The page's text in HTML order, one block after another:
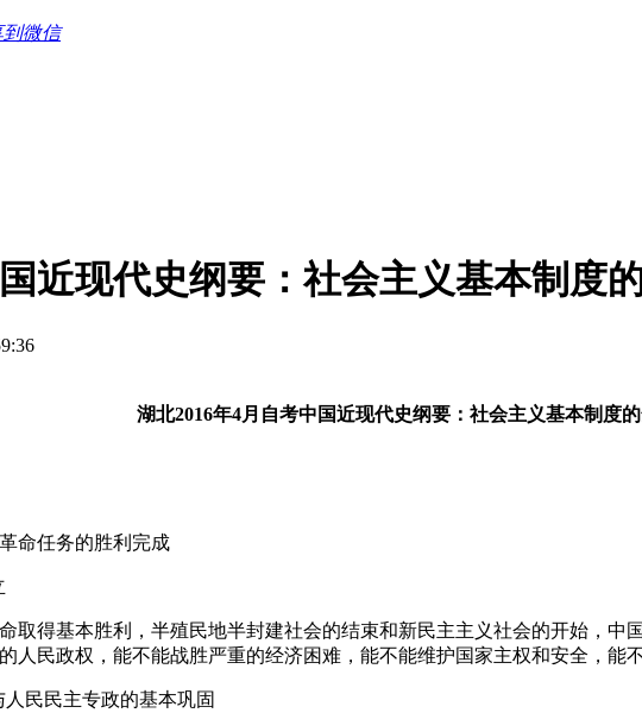
到微信
近现代史纲要：社会主义基本制度
湖北2016年4月自考中国近现代史纲要：社会主义基本制度
命任务的胜利完成
取得基本胜利，半殖民地半封建社会的结束和新民主主义社会的开始，
人民政权，能不能战胜严重的经济困难，能不能维护国家主权和安全，能
民民主专政的基本巩固